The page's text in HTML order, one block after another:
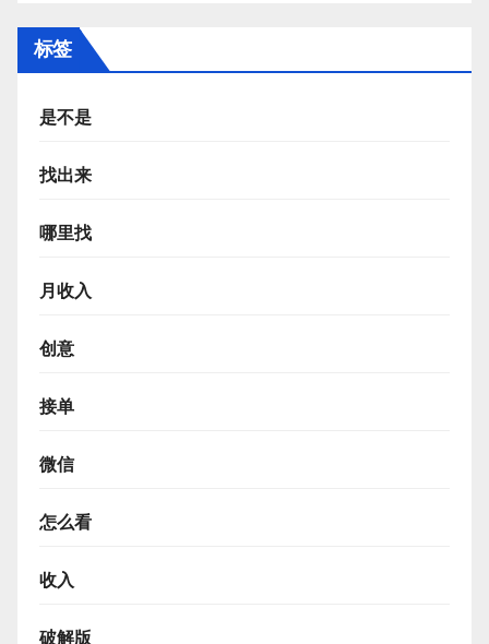
标签
是不是
找出来
哪里找
月收入
创意
接单
微信
怎么看
收入
破解版